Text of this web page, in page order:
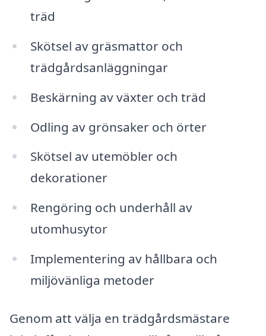
träd
Skötsel av gräsmattor och
trädgårdsanläggningar
Beskärning av växter och träd
Odling av grönsaker och örter
Skötsel av utemöbler och
dekorationer
Rengöring och underhåll av
utomhusytor
Implementering av hållbara och
miljövänliga metoder
Genom att välja en trädgårdsmästare